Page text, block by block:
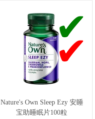
Nature's Own Sleep Ezy 安睡
宝助睡眠片100粒